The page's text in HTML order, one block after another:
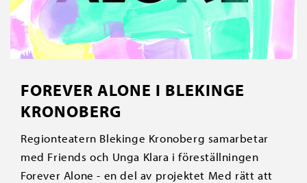
FOREVER ALONE I BLEKINGE
KRONOBERG
Regionteatern Blekinge Kronoberg samarbetar
med Friends och Unga Klara i föreställningen
Forever Alone - en del av projektet Med rätt att